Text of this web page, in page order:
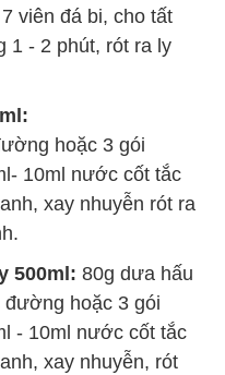
viên đá bi, cho tất
1 - 2 phút, rót ra ly
hoặc 3 gói
10ml nước cốt tắc
xay nhuyễn rót ra
500ml: 80g dưa hấu
hoặc 3 gói
- 10ml nước cốt tắc
xay nhuyễn, rót